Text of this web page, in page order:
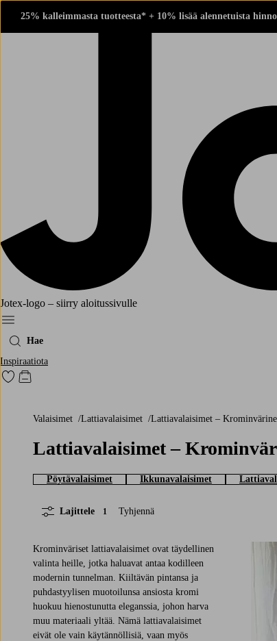
25% kalleimmasta tuotteesta* + 10% lisää alennetuista
Jotex-logo – siirry aloitussivulle
Menu
Hae
Inspiraatiota
Siirry merkittyihin suosikkituotteisiin
Siirry ostoskoriin
Valaisimet Lattiavalaisimet Lattiavalaisimet –
Lattiavalaisimet –
Pöytävalaisimet Ikkunavalaisimet
Lajittele 1 Tyhjennä
Krominväriset lattiavalaisimet ovat täydellinen
valinta heille, jotka haluavat antaa kodilleen
modernin tunnelman. Kiiltävän pintansa ja
puhdastyylisen muotoilunsa ansiosta kromi
huokuu hienostunutta eleganssia, johon harva
muu materiaali yltää. Nämä lattiavalaisimet
eivät ole vain käytännöllisiä, vaan myös